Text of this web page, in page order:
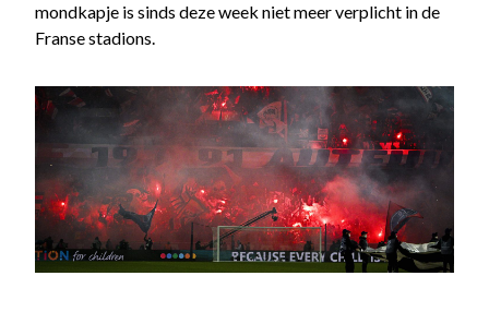
mondkapje is sinds deze week niet meer verplicht in de
Franse stadions.